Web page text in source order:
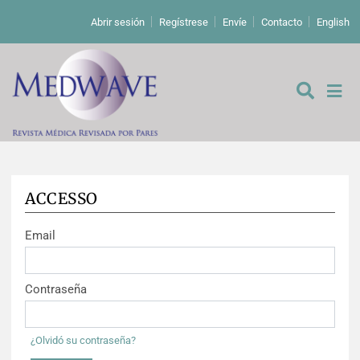
Abrir sesión Regístrese Envíe Contacto English
De los editores
Editoriales
Comentarios
Cartas a los editores
Estudios originales
Estudios cualitativos
Análisis
ACCESSO
Email
Contraseña
¿Olvidó su contraseña?